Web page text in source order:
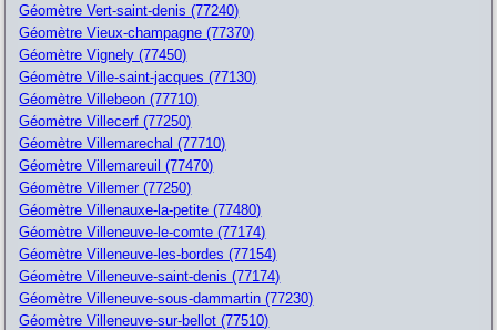
Géomètre Vert-saint-denis (77240)
Géomètre Vieux-champagne (77370)
Géomètre Vignely (77450)
Géomètre Ville-saint-jacques (77130)
Géomètre Villebeon (77710)
Géomètre Villecerf (77250)
Géomètre Villemarechal (77710)
Géomètre Villemareuil (77470)
Géomètre Villemer (77250)
Géomètre Villenauxe-la-petite (77480)
Géomètre Villeneuve-le-comte (77174)
Géomètre Villeneuve-les-bordes (77154)
Géomètre Villeneuve-saint-denis (77174)
Géomètre Villeneuve-sous-dammartin (77230)
Géomètre Villeneuve-sur-bellot (77510)